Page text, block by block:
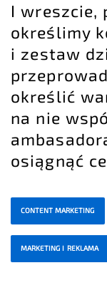
I wreszcie,
określimy
i zestaw
określić
na nie
osiągnąć
CONTENT MARKETING
MARKETING I REKLAMA